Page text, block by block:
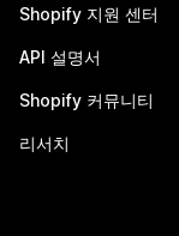
Shopify 지원 센터
API 설명서
Shopify 커뮤니티
리서치